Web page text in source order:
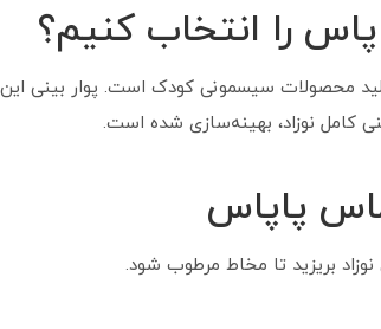
را انتخاب کنیم؟
محصولات سیسمونی کودک است. پوار بینی این
کامل نوزاد، بهینه‌سازی شده است.
پاپاس
بریزید تا مخاط مرطوب شود.